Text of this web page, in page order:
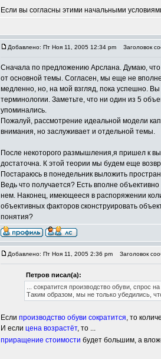
Если вы согласны этими начальными
Добавлено: Пт Ноя 11, 2005 12:34 pm Заголовок
Сначала по предложению Арслана. Думаю, что
от основной темы. Согласен, мы еще не
медленно, но, на мой взгляд, пока успешно.
терминологии. Заметьте, что ни один из 5
упоминались.
Пожалуй, рассмотрение идеальной модели
внимания, но заслуживает и отдельной темы.
После некоторого размышления,я пришел к
достаточна. К этой теории мы будем еще
Постараюсь в понедельник выложить
Ведь что получается? Есть вполне
нем. Наконец, имеющееся в распоряжении
объективных факторов сконструировать
понятия?
Добавлено: Пт Ноя 11, 2005 2:36 pm Заголовок
Петров писал(а):
... сократится производство обуви, спрос
Таким образом, мы не только убедились,
Если производство обуви сократится, то
И если цена возрастёт, то ...
приращение стоимости будет большим, а